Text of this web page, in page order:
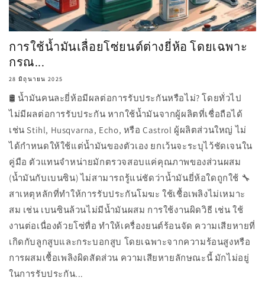
การใช้น้ำมันเลื่อยโซ่ยนต์ต่างยี่ห้อ โดยเฉพาะ
กรณ...
28 มิถุนายน 2025
🛢️ น้ำมันคนละยี่ห้อมีผลต่อการรับประกันหรือไม่? โดยทั่วไป
ไม่มีผลต่อการรับประกัน หากใช้น้ำมันจากผู้ผลิตที่เชื่อถือได้
เช่น Stihl, Husqvarna, Echo, หรือ Castrol ผู้ผลิตส่วนใหญ่ ไม่
ได้กำหนดให้ใช้แต่น้ำมันของตัวเอง ยกเว้นจะระบุไว้ชัดเจนใน
คู่มือ ตัวแทนจำหน่ายมักตรวจสอบแค่คุณภาพของส่วนผสม
(น้ำมันกับเบนซิน) ไม่สามารถรู้แน่ชัดว่าน้ำมันยี่ห้อใดถูกใช้ 🔧
สาเหตุหลักที่ทำให้การรับประกันโมฆะ ใช้เชื้อเพลิงไม่เหมาะ
สม เช่น เบนซินล้วนไม่มีน้ำมันผสม การใช้งานผิดวิธี เช่น ใช้
งานต่อเนื่องด้วยโซ่ทื่อ ทำให้เครื่องยนต์ร้อนจัด ความเสียหายที่
เกิดกับลูกสูบและกระบอกสูบ โดยเฉพาะจากความร้อนสูงหรือ
การผสมเชื้อเพลิงผิดสัดส่วน ความเสียหายลักษณะนี้ มักไม่อยู่
ในการรับประกัน...